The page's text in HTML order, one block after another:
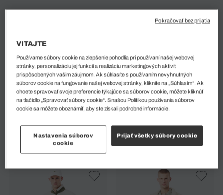
355 EUR
225 EUR
VITAJTE
Používame súbory cookie na zlepšenie pohodlia pri používaní našej webovej
stránky, personalizáciu jej funkcií a realizáciu marketingových aktivít
prispôsobených vašim záujmom. Ak súhlasíte s používaním nevyhnutných
súborov cookie na fungovanie našej webovej stránky, kliknite na „Súhlasím“. Ak
chcete spravovať svoje preferencie týkajúce sa súborov cookie, môžete kliknúť
na tlačidlo „Spravovať súbory cookie“. S našou Politikou používania súborov
cookie sa môžete oboznámiť, aby ste získali podrobné informácie.
Nastavenia súborov
cookie
Prijať všetky súbory cookie
Pokračovať bez prijatia